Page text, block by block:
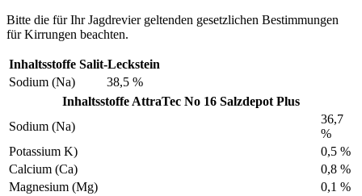
Bitte die für Ihr Jagdrevier geltenden gesetzlichen Bestimmungen
für Kirrungen beachten.
Inhaltsstoffe Salit-Leckstein
Sodium (Na)
38,5 %
Inhaltsstoffe AttraTec No 16 Salzdepot Plus
Sodium (Na)
36,7
%
Potassium K)
0,5 %
Calcium (Ca)
0,8 %
Magnesium (Mg)
0,1 %